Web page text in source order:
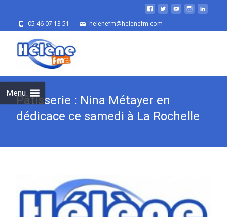
05 46 07 13 51 helenefm@helenefm.com
Menu
Pâtisserie : Nina Métayer en
dédicace ce samedi à La Rochelle